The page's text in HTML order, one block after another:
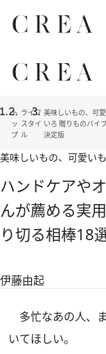
ト
ッ
プ
ライフ
スタイ
ル
美味しいもの、可
いろ 贈りものバイ
決定版
美味しいもの、可愛い
ハンドケアや
んが薦める実
り切る相棒18
伊藤由起
多忙なあの人、
いてほしい。